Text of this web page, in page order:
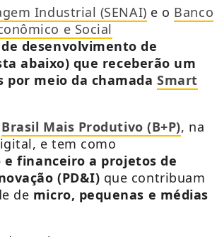
Industrial (SENAI) e o Banco
e Social
desenvolvimento de
abaixo) que receberão um
por meio da chamadaSmart
Brasil Mais Produtivo (B+P), na
e tem como
financeiro a projetos de
(PD&I) que contribuam
de micro, pequenas e médias